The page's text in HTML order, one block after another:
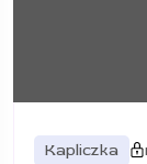
Kapliczka